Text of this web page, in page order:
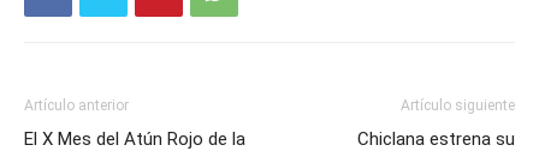
Artículo anterior
El X Mes del Atún Rojo de la
Artículo siguiente
Chiclana estrena su